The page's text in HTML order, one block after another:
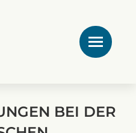
BEI DER